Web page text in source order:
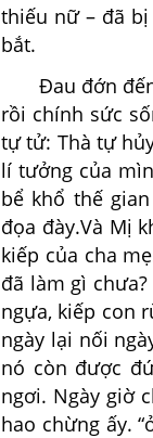
thiếu nữ – đã
bắt.
Đau đớn đến
rồi chính sức
tự tử: Thà tự
lí tưởng của
bể khổ thế
đọa đày.Và Mị
kiếp của cha
đã làm gì
ngựa, kiếp con
ngày lại nối
nó còn được
ngơi. Ngày giờ
hao chừng ấy.